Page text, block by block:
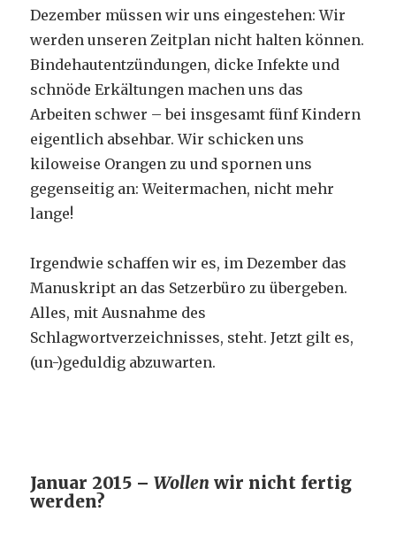
Dezember müssen wir uns eingestehen: Wir
werden unseren Zeitplan nicht halten können.
Bindehautentzündungen, dicke Infekte und
schnöde Erkältungen machen uns das
Arbeiten schwer – bei insgesamt fünf Kindern
eigentlich absehbar. Wir schicken uns
kiloweise Orangen zu und spornen uns
gegenseitig an: Weitermachen, nicht mehr
lange!
Irgendwie schaffen wir es, im Dezember das
Manuskript an das Setzerbüro zu übergeben.
Alles, mit Ausnahme des
Schlagwortverzeichnisses, steht. Jetzt gilt es,
(un-)geduldig abzuwarten.
Januar 2015 –Wollen wir nicht fertig
werden?